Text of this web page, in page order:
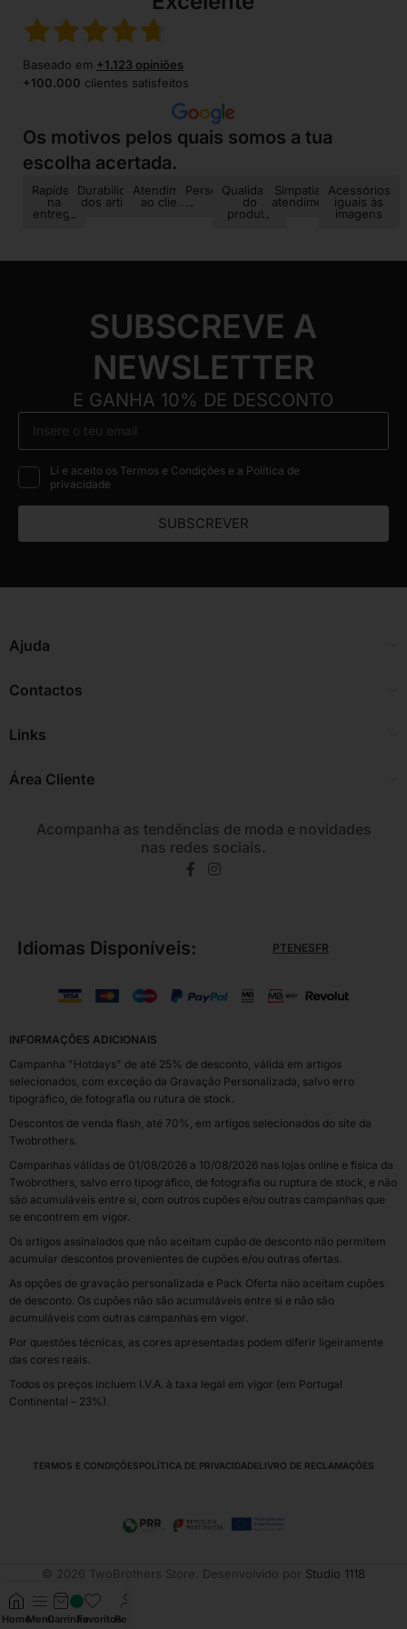
Baseado em +1.123 opiniões
+100.000 clientes satisfeitos
Os motivos pelos quais somos a tua
escolha acertada.
Rapidez
na
entrega
Durabilidade
dos artigos
Atendimento
ao cliente
Personalização
Qualidade
do
produto
Simpatia no
atendimento
Acessórios
iguais às
imagens
SUBSCREVE A
NEWSLETTER
E GANHA 10% DE DESCONTO
Li e aceito os Termos e Condições e a Política de
privacidade
SUBSCREVER
Ajuda
Contactos
Links
Área Cliente
Acompanha as tendências de moda e novidades
nas redes sociais.
Idiomas Disponíveis: PTENESFR
INFORMAÇÕES ADICIONAIS
Campanha "Hotdays" de até 25% de desconto, válida em artigos
selecionados, com exceção da Gravação Personalizada, salvo erro
tipográfico, de fotografia ou rutura de stock.
Descontos de venda flash, até 70%, em artigos selecionados do site da
Twobrothers.
Campanhas válidas de 01/08/2026 a 10/08/2026 nas lojas online e física da
Twobrothers, salvo erro tipográfico, de fotografia ou ruptura de stock, e não
são acumuláveis entre si, com outros cupões e/ou outras campanhas que
se encontrem em vigor.
Os artigos assinalados que não aceitam cupão de desconto não permitem
acumular descontos provenientes de cupões e/ou outras ofertas.
As opções de gravação personalizada e Pack Oferta não aceitam cupões
de desconto. Os cupões não são acumuláveis entre si e não são
acumuláveis com outras campanhas em vigor.
Por questões técnicas, as cores apresentadas podem diferir ligeiramente
das cores reais.
Todos os preços incluem I.V.A. à taxa legal em vigor (em Portugal
Continental – 23%).
TERMOS E CONDIÇÕESPOLÍTICA DE PRIVACIDADELIVRO DE RECLAMAÇÕES
© 2026 TwoBrothers Store. Desenvolvido por Studio 1118
HomeMenuCarrinhoFavoritosPerfil